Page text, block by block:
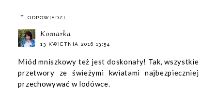
ODPOWIEDZI
Komarka
13 KWIETNIA 2016 13:54
Miód mniszkowy też jest doskonały! Tak, wszystkie
przetwory ze świeżymi kwiatami najbezpieczniej
przechowywać w lodówce.